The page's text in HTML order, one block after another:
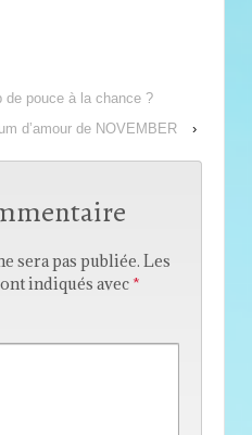
de pouce à la chance ?
d’amour de NOVEMBER
›
sera pas publiée. Les
indiqués avec *